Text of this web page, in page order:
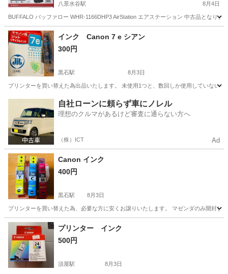
八景水谷駅 8月4日
BUFFALO バッファロー WHR-1166DHP3 AirStation エアステーション 中古品となり
熊本 熊本市 八景水谷駅
インク Canon 7 e シアン
300円
黒石駅 8月3日
プリンターを買い替えた為出品いたします。 未使用1つと、数回しか使用していない
黒石駅 プリンター Canon
自社ローンに頼らず車にノレル
理想のクルマがあるけど審査に通らない方へ
（株）ICT Ad
Canon インク
400円
黒石駅 8月3日
プリンターを買い替えた為、必要な方に安くお譲りいたします。 マゼンダのみ開封し
熊本 合志市 黒石駅 プリンター
プリンター インク
500円
須屋駅 8月3日